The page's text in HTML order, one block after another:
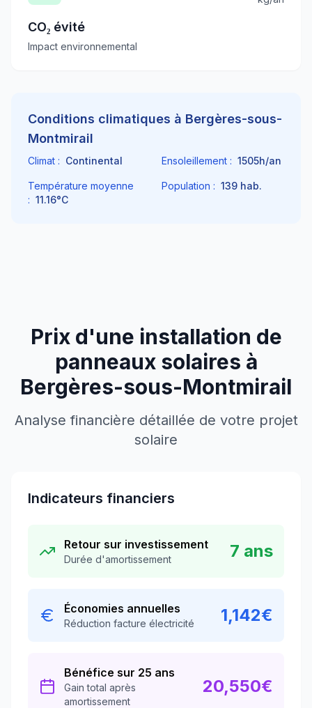
CO₂ évité
Impact environnemental
Conditions climatiques à Bergères-sous-
Montmirail
Climat : Continental Ensoleillement : 1505h/an
Température moyenne
: 11.16°C
Population : 139 hab.
Prix d'une installation de
panneaux solaires à
Bergères-sous-Montmirail
Analyse financière détaillée de votre projet
solaire
Indicateurs financiers
Retour sur investissement
Durée d'amortissement 7 ans
Économies annuelles
Réduction facture électricité 1,142€
Bénéfice sur 25 ans
Gain total après
amortissement
20,550€